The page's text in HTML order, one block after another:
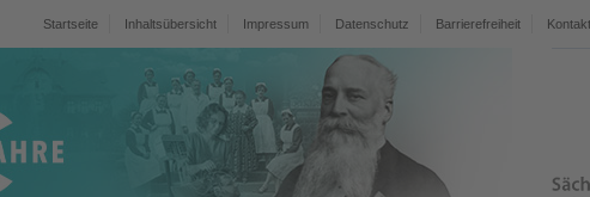
Startseite Inhaltsübersicht Impressum Datenschutz Barrierefreiheit Kontakt